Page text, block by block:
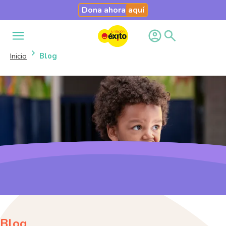
Dona ahora aquí
Inicio Blog
Atendemos a madres gestantes,